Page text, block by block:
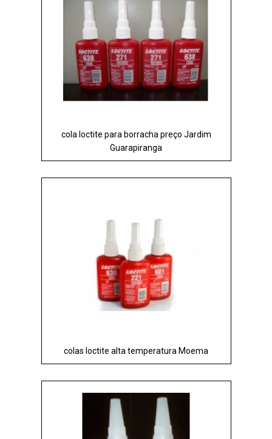
cola loctite para borracha preço Jardim
Guarapiranga
colas loctite alta temperatura Moema